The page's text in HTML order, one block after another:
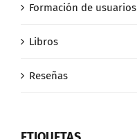
Formación de usuarios
Libros
Reseñas